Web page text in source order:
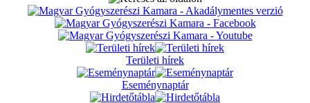
Területi hírek
Eseménynaptár